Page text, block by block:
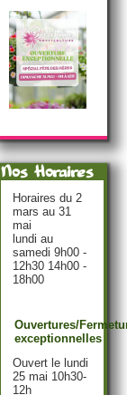
Nos Horaires
Horaires du 2
mars au 31
mai
lundi au
samedi 9h00 -
12h30 14h00 -
18h00
Ouvertures/
exceptionnelles
Ouvert le lundi
25 mai 10h30-
12h